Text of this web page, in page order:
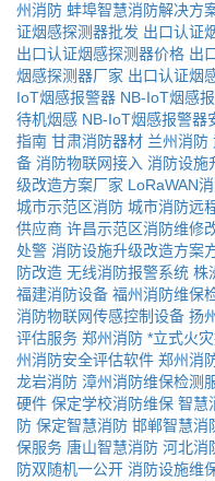
州消防 蚌埠智慧消防解决方
证烟感探测器批发 出口认证
出口认证烟感探测器价格 出
烟感探测器厂家 出口认证烟
IoT烟感报警器 NB-IoT烟感
待机烟感 NB-IoT烟感报警器
指南 甘肃消防器材 兰州消防
备 消防物联网接入 消防设施
级改造方案厂家 LoRaWAN
城市示范区消防 城市消防远
供应商 许昌示范区消防维修
处警 消防设施升级改造方案
防改造 无线消防报警系统 株
福建消防设备 福州消防维保
消防物联网传感控制设备 扬
评估服务 郑州消防 *立式火
州消防安全评估软件 郑州消
龙岩消防 漳州消防维保检测
硬件 保定学校消防维保 智慧
防 保定智慧消防 邯郸智慧消
保服务 唐山智慧消防 河北消
防双随机一公开 消防设施维